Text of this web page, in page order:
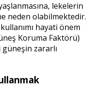
lekelerin
neden olabilmektedir.
kullanımı hayati önem
Koruma Faktörü)
zararlı